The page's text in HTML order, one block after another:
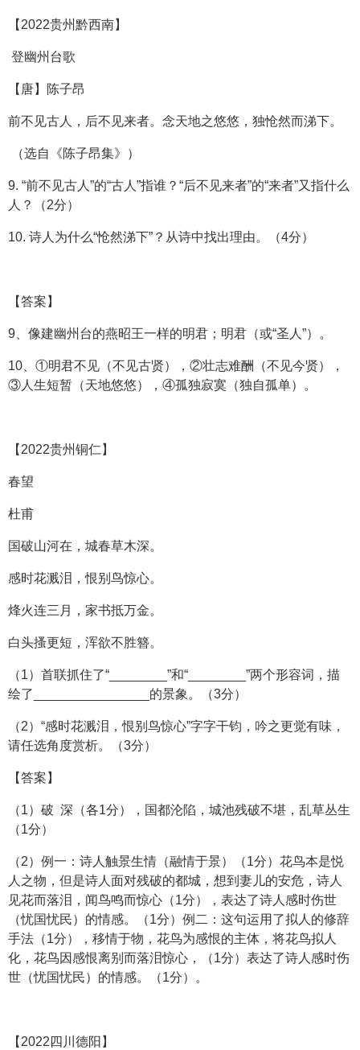
【2022贵州黔西南】
登幽州台歌
【唐】陈子昂
前不见古人，后不见来者。念天地之悠悠，独怆然而涕下。
（选自《陈子昂集》）
9. “前不见古人”的“古人”指谁？“后不见来者”的“来者”又指什么
人？（2分）
10. 诗人为什么“怆然涕下”？从诗中找出理由。（4分）
【答案】
9、像建幽州台的燕昭王一样的明君；明君（或“圣人”）。
10、①明君不见（不见古贤），②壮志难酬（不见今贤），
③人生短暂（天地悠悠），④孤独寂寞（独自孤单）。
【2022贵州铜仁】
春望
杜甫
国破山河在，城春草木深。
感时花溅泪，恨别鸟惊心。
烽火连三月，家书抵万金。
白头搔更短，浑欲不胜簪。
（1）首联抓住了“________”和“________”两个形容词，描
绘了________________的景象。（3分）
（2）“感时花溅泪，恨别鸟惊心”字字干钧，吟之更觉有味，
请任选角度赏析。（3分）
【答案】
（1）破 深（各1分），国都沦陷，城池残破不堪，乱草丛生
（1分）
（2）例一：诗人触景生情（融情于景）（1分）花鸟本是悦
人之物，但是诗人面对残破的都城，想到妻儿的安危，诗人
见花而落泪，闻鸟鸣而惊心（1分），表达了诗人感时伤世
（忧国忧民）的情感。（1分）例二：这句运用了拟人的修辞
手法（1分），移情于物，花鸟为感恨的主体，将花鸟拟人
化，花鸟因感恨离别而落泪惊心，（1分）表达了诗人感时伤
世（忧国忧民）的情感。（1分）。
【2022四川德阳】